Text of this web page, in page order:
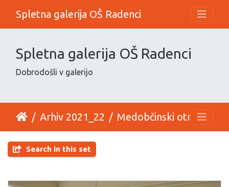
Spletna galerija OŠ Radenci
Spletna galerija OŠ Radenci
Dobrodošli v galerijo
Arhiv 2021_22 Medobčinski otroški parlament
Search in this set